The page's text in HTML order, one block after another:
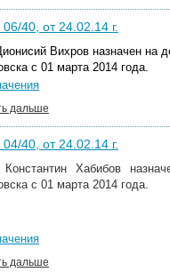
40, от 24.02.14 г.
Вихров назначен на
с 01 марта 2014 года.
дальше
40, от 24.02.14 г.
Константин Хабибов
с 01 марта 2014 года.
дальше